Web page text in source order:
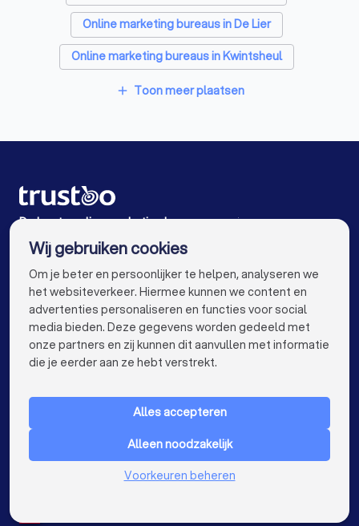
Online marketing bureaus in De Lier
Online marketing bureaus in Kwintsheul
Online marketing bureaus in Wateringen
Online marketing bureaus in Rozenburg (ZH)
Online marketing bureaus in Rijswijk
Online marketing bureaus in Amsterdam
Online marketing bureaus in Rotterdam
Online marketing bureaus in Den Haag
Online marketing bureaus in Utrecht
Online marketing bureaus in Tilburg
Online marketing bureaus in Groningen
Online marketing bureaus in Almere
add Toon meer plaatsen
De beste online marketing bureaus voor jou
VOOR PARTICULIEREN keyboard_arrow_down
Nederland
Wij gebruiken cookies
Om je beter en persoonlijker te helpen, analyseren we
het websiteverkeer. Hiermee kunnen we content en
advertenties personaliseren en functies voor social
media bieden. Deze gegevens worden gedeeld met
onze partners en zij kunnen dit aanvullen met informatie
die je eerder aan ze hebt verstrekt.
Alles accepteren
Alleen noodzakelijk
Voorkeuren beheren